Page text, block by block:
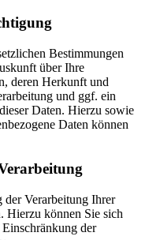
Bestimmungen
über Ihre
deren Herkunft und
und ggf. ein
Daten. Hierzu sowie
Daten können
der Verarbeitung Ihrer
Hierzu können Sie sich
der